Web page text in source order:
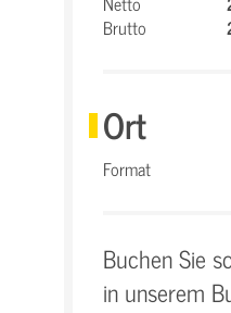
Brutto
Ort
Format
Buchen Sie
in unserem